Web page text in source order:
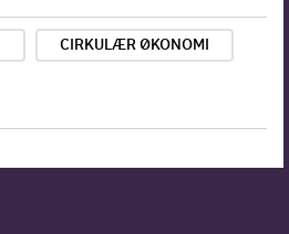
CIRKULÆR ØKONOMI